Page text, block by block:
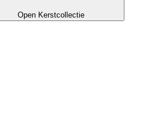
Open Kerstcollectie